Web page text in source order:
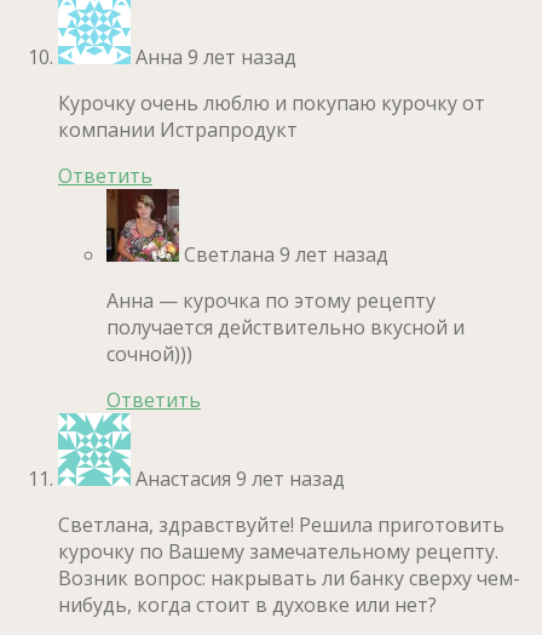
Анна 9 лет назад
Курочку очень люблю и покупаю курочку от
компании Истрапродукт
Ответить
Светлана 9 лет назад
Анна — курочка по этому рецепту
получается действительно вкусной и
сочной)))
Ответить
Анастасия 9 лет назад
Светлана, здравствуйте! Решила приготовить
курочку по Вашему замечательному рецепту.
Возник вопрос: накрывать ли банку сверху чем-
нибудь, когда стоит в духовке или нет?